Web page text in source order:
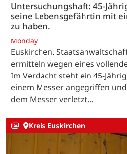
Untersuchungshaft: 45-
seine Lebensgefährtin mit
zu haben.
Monday
Euskirchen.
ermitteln wegen eines
Im Verdacht steht ein 45-
einem Messer angegriffen
dem Messer verletzt…
Kreis Euskirchen